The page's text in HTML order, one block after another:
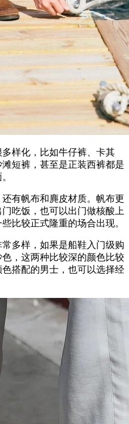
样化，比如牛仔裤、卡其
短裤，甚至是正装西裤都是
有帆布和麂皮材质。帆布更
吃饭，也可以出门做核酸上
比较正式隆重的场合出现。
多样，如果是船鞋入门级购
，这两种比较深的颜色比较
搭配的男士，也可以选择经